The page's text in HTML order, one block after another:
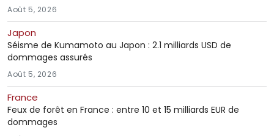
Août 5, 2026
Japon
Séisme de Kumamoto au Japon : 2.1 milliards USD de
dommages assurés
Août 5, 2026
France
Feux de forêt en France : entre 10 et 15 milliards EUR de
dommages